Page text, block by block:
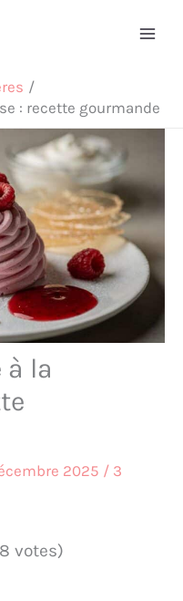
: recette gourmande
à la
2025 / 3
votes)